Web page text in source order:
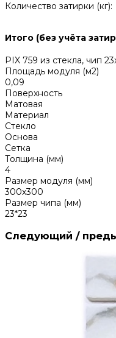
Количество затирки (кг):
Итого (без учёта
PIX 759 из стекла, чип
Площадь модуля (м2)
0,09
Поверхность
Матовая
Материал
Стекло
Основа
Сетка
Толщина (мм)
4
Размер модуля (мм)
300x300
Размер чипа (мм)
23*23
Следующий /